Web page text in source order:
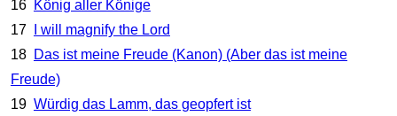
16 König aller Könige
17
I will magnify the Lord
18 Das ist meine Freude (Kanon) (Aber das ist meine
Freude)
19 Würdig das Lamm, das geopfert ist